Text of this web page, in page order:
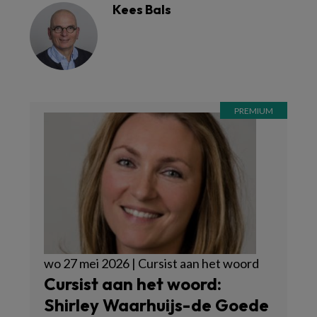
Kees Bals
wo 27 mei 2026 | Cursist aan het woord
Cursist aan het woord:
Shirley Waarhuijs-de Goede